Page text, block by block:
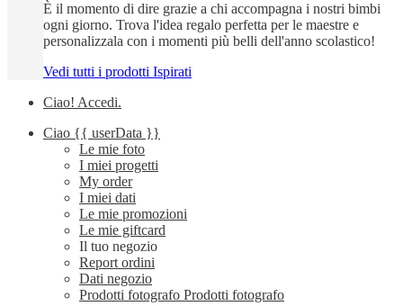
È il momento di dire grazie a chi accompagna i nostri bimbi
ogni giorno. Trova l'idea regalo perfetta per le maestre e
personalizzala con i momenti più belli dell'anno scolastico!
Vedi tutti i prodotti Ispirati
Ciao! Accedi.
Ciao {{ userData }}
Le mie foto
I miei progetti
My order
I miei dati
Le mie promozioni
Le mie giftcard
Il tuo negozio
Report ordini
Dati negozio
Prodotti fotografo Prodotti fotografo